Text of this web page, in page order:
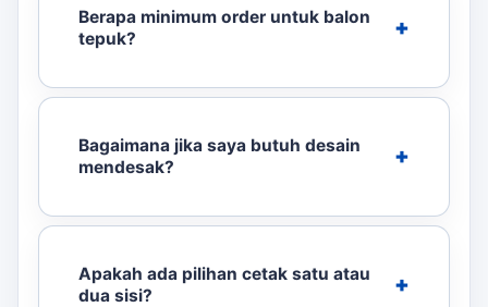
Berapa minimum order untuk balon
tepuk?
Bagaimana jika saya butuh desain
mendesak?
Apakah ada pilihan cetak satu atau
dua sisi?